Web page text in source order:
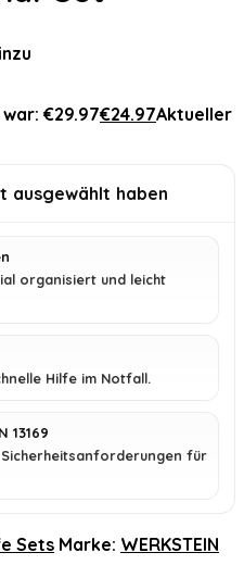
€29.97€24.97Aktueller
ausgewählt haben
organisiert und leicht
Hilfe im Notfall.
13169
für
Sets Marke: WERKSTEIN